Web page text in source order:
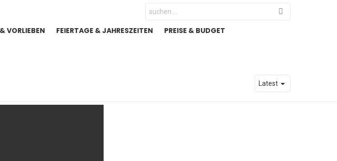
Search
for:
VORLIEBEN FEIERTAGE & JAHRESZEITEN
PREISE & BUDGET